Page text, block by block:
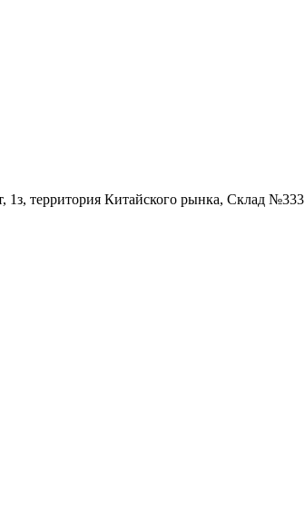
1з, территория Китайского рынка, Склад №333